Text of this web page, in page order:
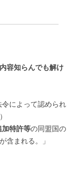
容知らんでも解け
によって認められ
特許等の同盟国の
含まれる。」